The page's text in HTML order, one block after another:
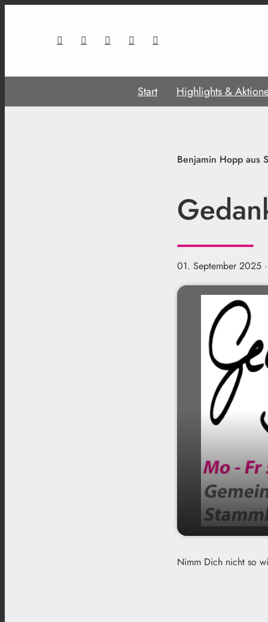
Start Highlights &
Benjamin Hopp aus
01. September 2025
play_arrow 01.09.2025
Nimm Dich nicht so